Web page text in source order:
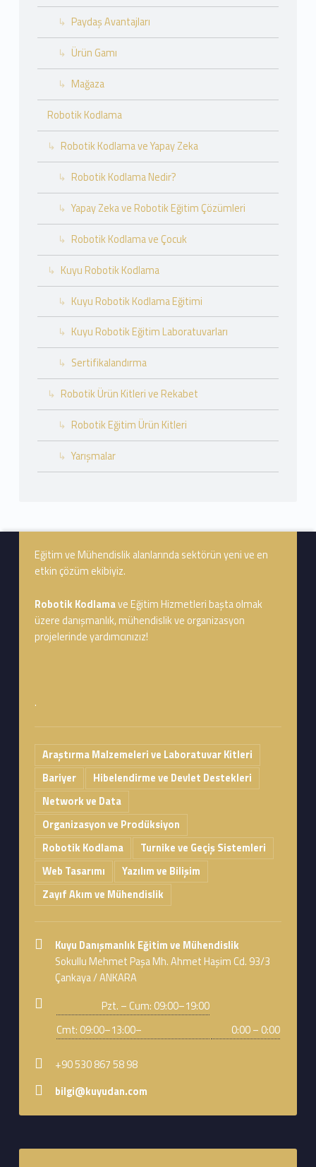
Paydaş Avantajları
Ürün Gamı
Mağaza
Robotik Kodlama
Robotik Kodlama ve Yapay Zeka
Robotik Kodlama Nedir?
Yapay Zeka ve Robotik Eğitim Çözümleri
Robotik Kodlama ve Çocuk
Kuyu Robotik Kodlama
Kuyu Robotik Kodlama Eğitimi
Kuyu Robotik Eğitim Laboratuvarları
Sertifikalandırma
Robotik Ürün Kitleri ve Rekabet
Robotik Eğitim Ürün Kitleri
Yarışmalar
Footer info sidebar
Eğitim ve Mühendislik alanlarında sektörün yeni ve en
etkin çözüm ekibiyiz.
Robotik Kodlamave Eğitim Hizmetleri başta olmak
üzere danışmanlık, mühendislik ve organizasyon
projelerinde yardımcınızız!
.
Araştırma Malzemeleri ve Laboratuvar Kitleri
Bariyer
Hibelendirme ve Devlet Destekleri
Network ve Data
Organizasyon ve Prodüksiyon
Robotik Kodlama
Turnike ve Geçiş Sistemleri
Web Tasarımı
Yazılım ve Bilişim
Zayıf Akım ve Mühendislik
Address:
Kuyu Danışmanlık Eğitim ve Mühendislik
Sokullu Mehmet Paşa Mh. Ahmet Haşim Cd. 93/3
Çankaya / ANKARA
Pzt. – Cum: 09:00–19:00
Cmt: 09:00–13:00–
0:00 – 0:00
Phone number:
+90 530 867 58 98
Email address:
bilgi@kuyudan.com